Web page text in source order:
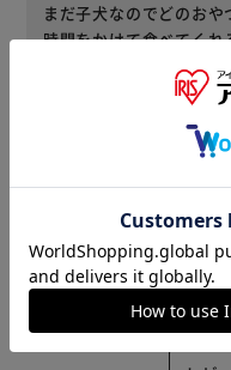
まだ子犬なのでどのお
時間をかけて食べてく
ありがとうございました.
内容量 : 48本入り ｜ セット
定番おやつです。定期